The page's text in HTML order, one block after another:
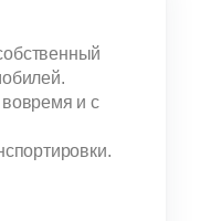
вовремя и с